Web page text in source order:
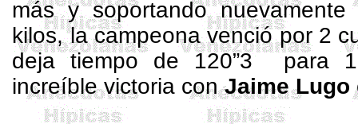
más y soportando
kilos, la campeona venció por 2
deja tiempo de 120”3
para
increíble victoria conJaime Lugo